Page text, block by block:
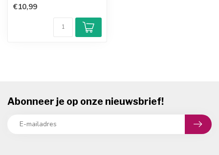
• draaibaar en kantel...
€10,99
Abonneer je op onze nieuwsbrief!